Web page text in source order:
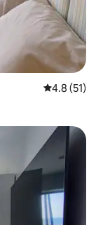
從 51 則評
4.8 (51)